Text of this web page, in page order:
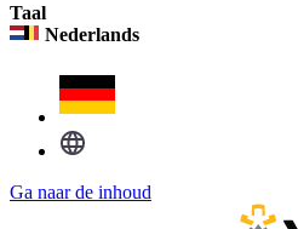
Taal
Nederlands
Ga naar de inhoud